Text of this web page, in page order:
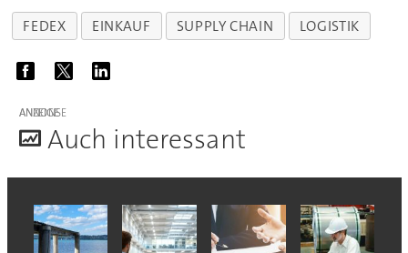
FEDEX EINKAUF SUPPLY CHAIN LOGISTIK
ANZEIGE
Auch interessant